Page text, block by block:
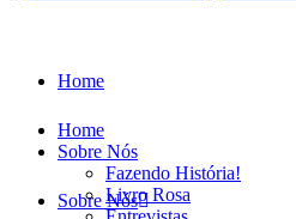
Home
Sobre Nós
Home
Sobre Nós
Fazendo História!
Livro Rosa